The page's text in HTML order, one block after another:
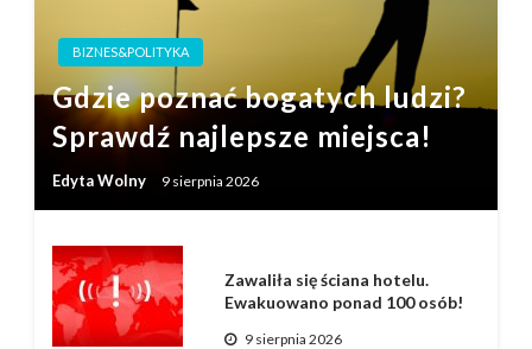
BIZNES&POLITYKA
Gdzie poznać bogatych ludzi?
Sprawdź najlepsze miejsca!
Edyta Wolny 9 sierpnia 2026
Zawaliła się ściana hotelu.
Ewakuowano ponad 100 osób!
9 sierpnia 2026